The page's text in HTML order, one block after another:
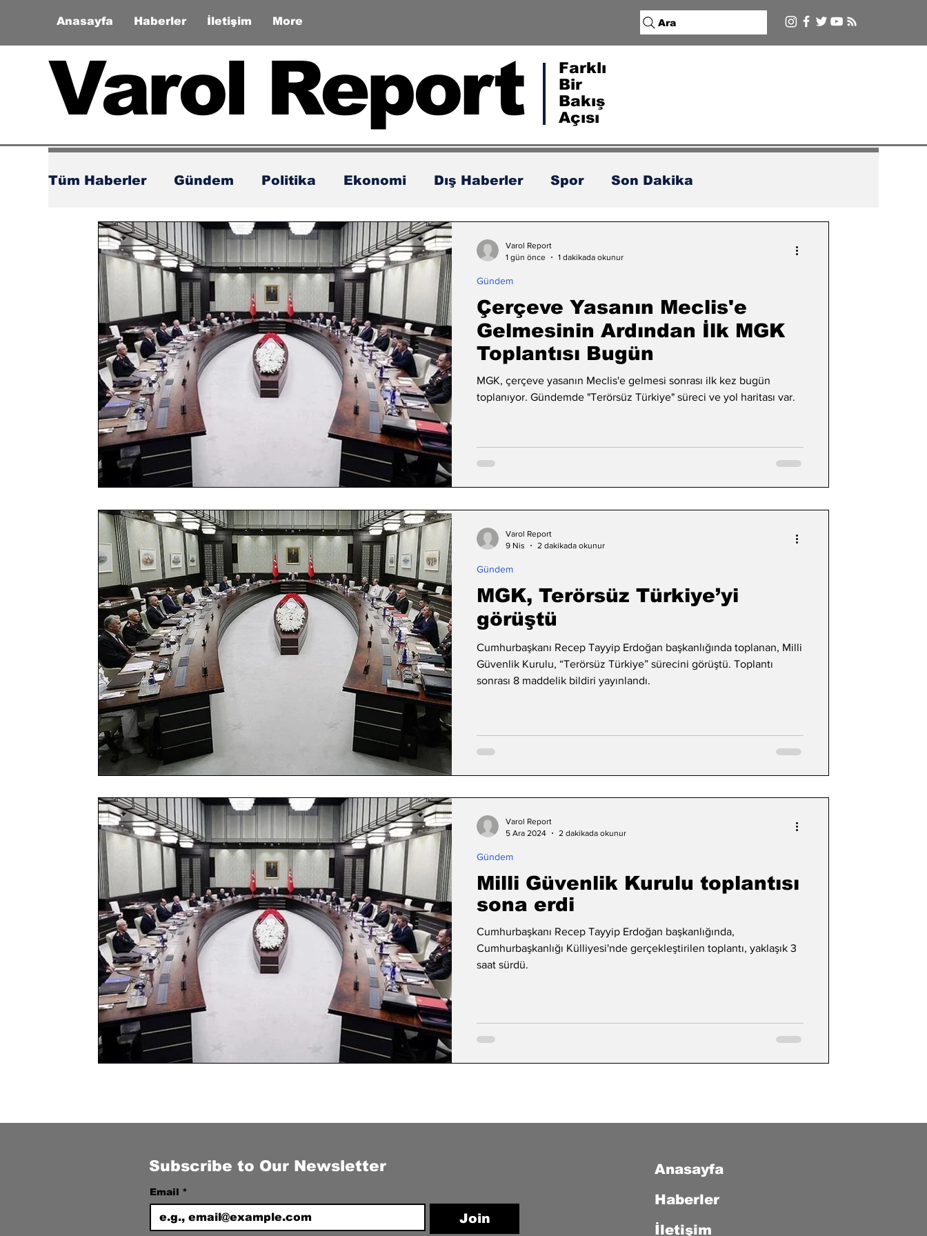
Anasayfa Haberler İletişim More Ara
Varol Report
Farklı
Bir
Bakış
Açısı
Tüm Haberler Gündem Politika Ekonomi Dış Haberler Spor Son Dakika
Zaman Tüneli
Çerçeve Yasanın Meclis'e
Gelmesinin Ardından İlk MGK
Toplantısı Bugün
MGK, çerçeve yasanın Meclis'e gelmesi sonrası ilk kez bugün
toplanıyor. Gündemde "Terörsüz Türkiye" süreci ve yol haritası var.
Gündem
Varol Report
1 gün önce
1 dakikada okunur
MGK, Terörsüz Türkiye’yi
görüştü
Cumhurbaşkanı Recep Tayyip Erdoğan başkanlığında toplanan, Milli
Güvenlik Kurulu, “Terörsüz Türkiye” sürecini görüştü. Toplantı
sonrası 8 maddelik bildiri yayınlandı.
Gündem
Varol Report
9 Nis
2 dakikada okunur
Milli Güvenlik Kurulu toplantısı
sona erdi
Cumhurbaşkanı Recep Tayyip Erdoğan başkanlığında,
Cumhurbaşkanlığı Külliyesi'nde gerçekleştirilen toplantı, yaklaşık 3
saat sürdü.
Gündem
Varol Report
5 Ara 2024
2 dakikada okunur
Subscribe to Our Newsletter
Email *
Join
Anasayfa
Haberler
İletişim